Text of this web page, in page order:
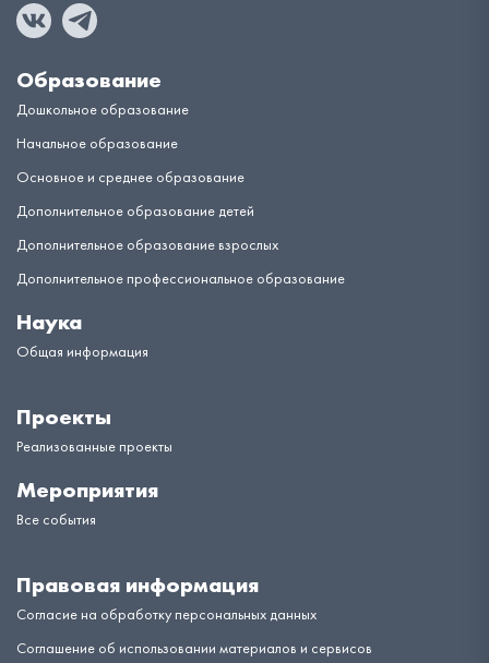
Образование
Дошкольное образование
Начальное образование
Основное и среднее образование
Дополнительное образование детей
Дополнительное образование взрослых
Дополнительное профессиональное образование
Наука
Общая информация
Проекты
Реализованные проекты
Мероприятия
Все события
Правовая информация
Согласие на обработку персональных данных
Соглашение об использовании материалов и сервисов